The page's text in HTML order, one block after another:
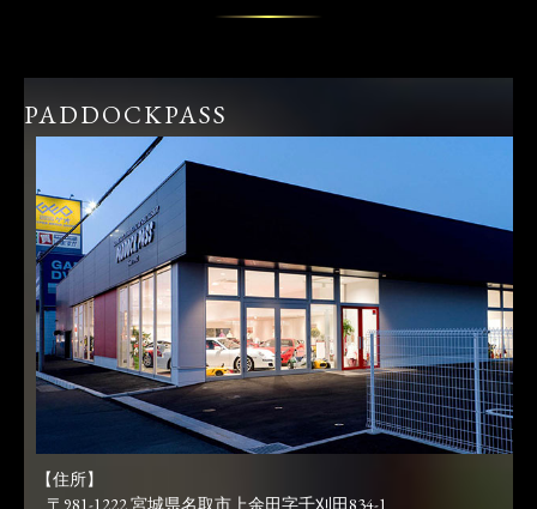
PADDOCKPASS
【住所】
〒981-1222 宮城県名取市上余田字千刈田834-1